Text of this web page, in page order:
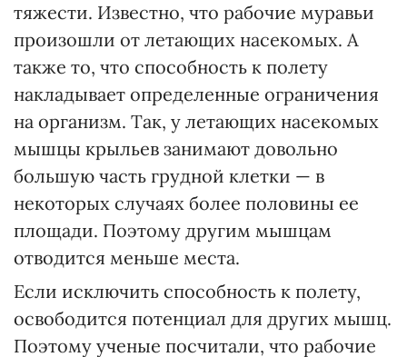
тяжести. Известно, что рабочие муравьи
произошли от летающих насекомых. А
также то, что способность к полету
накладывает определенные ограничения
на организм. Так, у летающих насекомых
мышцы крыльев занимают довольно
большую часть грудной клетки — в
некоторых случаях более половины ее
площади. Поэтому другим мышцам
отводится меньше места.
Если исключить способность к полету,
освободится потенциал для других мышц.
Поэтому ученые посчитали, что рабочие